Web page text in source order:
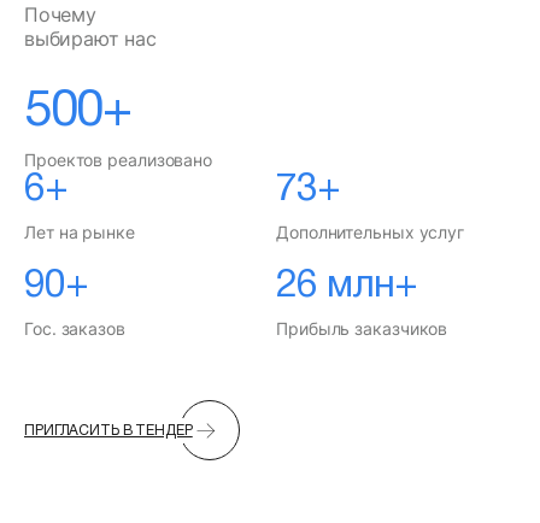
Почему
выбирают нас
500+
Проектов реализовано
6+
Лет на рынке
73+
Дополнительных услуг
90+
Гос. заказов
26 млн+
Прибыль заказчиков
ПРИГЛАСИТЬ В ТЕНДЕР